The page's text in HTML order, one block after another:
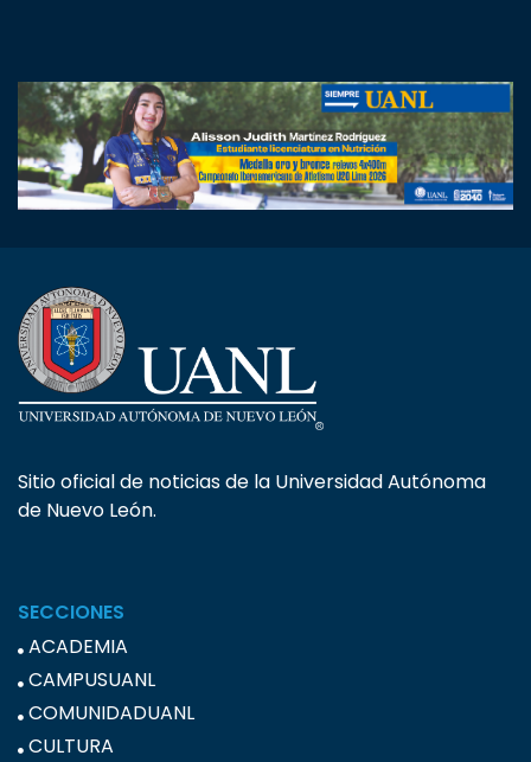
Sitio oficial de noticias de la Universidad Autónoma
de Nuevo León.
SECCIONES
ACADEMIA
CAMPUSUANL
COMUNIDADUANL
CULTURA